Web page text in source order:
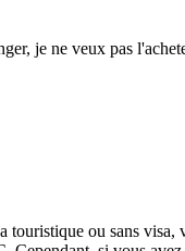
je ne veux pas
ou sans visa,